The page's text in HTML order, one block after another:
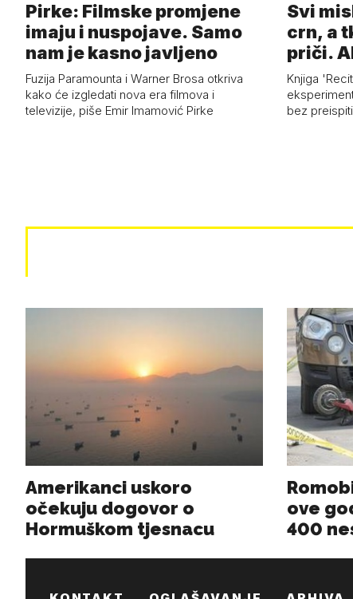
Pirke: Filmske promjene
imaju i nuspojave. Samo
nam je kasno javljeno
Fuzija Paramounta i Warner Brosa otkriva
kako će izgledati nova era filmova i
televizije, piše Emir Imamović Pirke
Svi
crn, a
priči.
Knjiga
bez